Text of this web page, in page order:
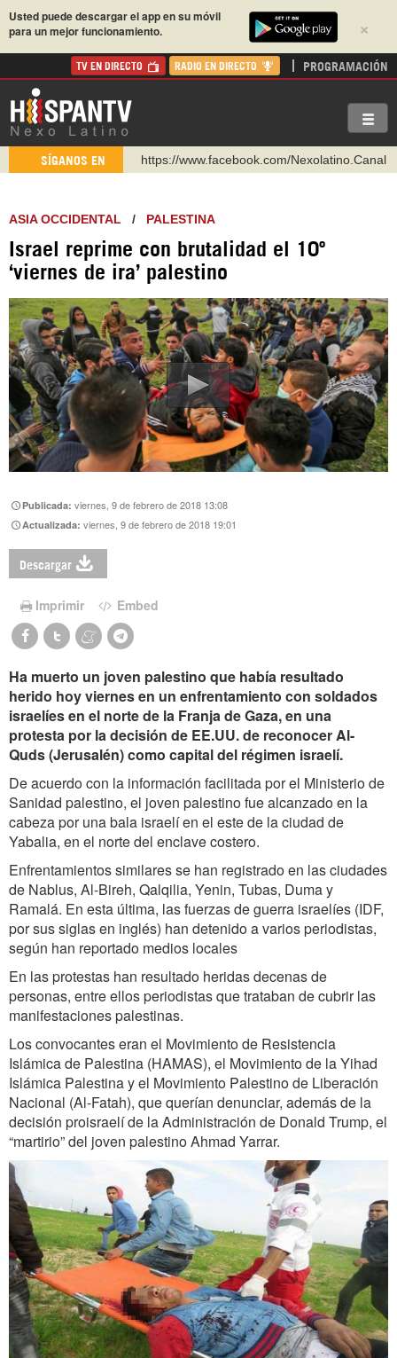
×
Usted puede descargar el app en su móvil
para un mejor funcionamiento.
TV EN DIRECTO RADIO EN DIRECTO PROGRAMACIÓN
SÍGANOS EN https://www.facebook.com/Nexolatino.Canal
https://www.youtube.com/@nexo_latino
https://t.me/hispantvcanal
https://urmedium.com/c/hispantv
WhatsApp y Viber: +98 921 79 29 404
ASIA OCCIDENTAL / PALESTINA
Israel reprime con brutalidad el 10º
‘viernes de ira’ palestino
Publicada:viernes, 9 de febrero de 2018 13:08
Actualizada:viernes, 9 de febrero de 2018 19:01
Descargar
Imprimir Embed
Ha muerto un joven palestino que había resultado
herido hoy viernes en un enfrentamiento con soldados
israelíes en el norte de la Franja de Gaza, en una
protesta por la decisión de EE.UU. de reconocer Al-
Quds (Jerusalén) como capital del régimen israelí.
De acuerdo con la información facilitada por el Ministerio de
Sanidad palestino, el joven palestino fue alcanzado en la
cabeza por una bala israelí en el este de la ciudad de
Yabalia, en el norte del enclave costero.
Enfrentamientos similares se han registrado en las ciudades
de Nablus, Al-Bireh, Qalqilia, Yenin, Tubas, Duma y
Ramalá. En esta última, las fuerzas de guerra israelíes (IDF,
por sus siglas en inglés) han detenido a varios periodistas,
según han reportado medios locales
En las protestas han resultado heridas decenas de
personas, entre ellos periodistas que trataban de cubrir las
manifestaciones palestinas.
Los convocantes eran el Movimiento de Resistencia
Islámica de Palestina (HAMAS), el Movimiento de la Yihad
Islámica Palestina y el Movimiento Palestino de Liberación
Nacional (Al-Fatah), que querían denunciar, además de la
decisión proisraelí de la Administración de Donald Trump, el
“martirio” del joven palestino Ahmad Yarrar.